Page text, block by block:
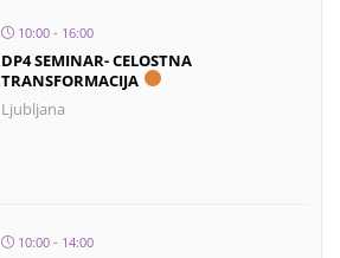
10:00 - 16:00
DP4 SEMINAR- CELOSTNA
TRANSFORMACIJA
Ljubljana
10:00 - 14:00